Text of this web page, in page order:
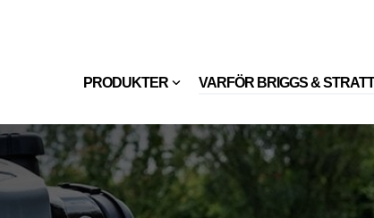
PRODUKTER VARFÖR BRIGGS &